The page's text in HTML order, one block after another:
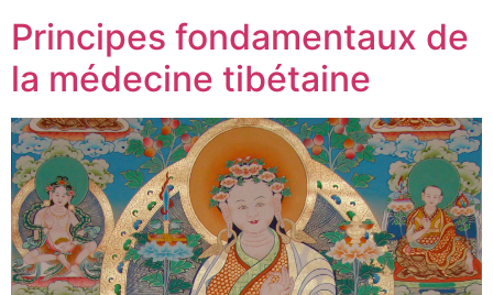
Principes fondamentaux de
la médecine tibétaine